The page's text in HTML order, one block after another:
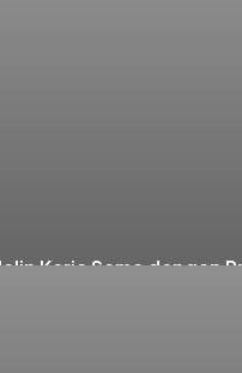
Kerja Sama dengan